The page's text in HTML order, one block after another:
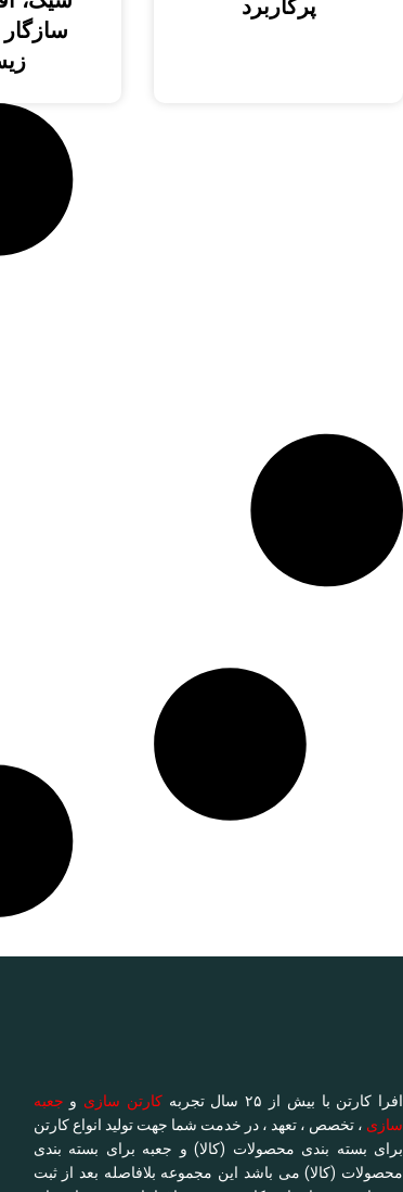
پرکاربرد
افرا کارتن با بیش از ۲۵ سال تجربه کارتن سازی و جعبه
سازی ، تخصص ، تعهد ، در خدمت شما جهت تولید انواع کارتن
برای بسته بندی محصولات (کالا) و جعبه برای بسته بندی
محصولات (کالا) می باشد این مجموعه بلافاصله بعد از ثبت